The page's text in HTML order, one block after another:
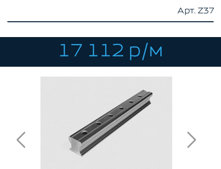
КОНСТРУКЦИОННЫЙ ПРОФИЛЬ
КОМПЛЕКТУЮЩИЕ К ЧПУ
КОНСТРУКЦИОННЫЙ ПРОФИЛЬ ДЛЯ
ПРОФИЛЬНЫЕ НАПРАВЛЯЮЩИЕ
РЕЛЬСОВЫЕ НАПРАВЛЯЮЩИЕ
РЕЛЬСОВЫЕ КАРЕТКИ СЕРИИ HG
РЕЛЬСОВЫЕ НАПРАВЛЯЮЩИЕ
РЕЛЬСОВЫЕ КАРЕТКИ СЕРИИ MG
РЕЛЬСОВЫЕ НАПРАВЛЯЮЩИЕ
СЕРИИ RG
РЕЛЬСОВЫЕ КАРЕТКИ СЕРИИ RG
Арт. Z37
17 112 р/м